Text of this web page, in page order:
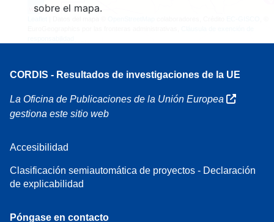
sobre el mapa.
CORDIS - Resultados de investigaciones de la UE
La Oficina de Publicaciones de la Unión Europea
gestiona este sitio web
Accesibilidad
Clasificación semiautomática de proyectos - Declaración
de explicabilidad
Póngase en contacto